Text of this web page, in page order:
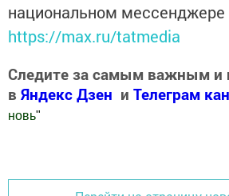
национальном
https://max.ru/tatmedia
Следите за самым важным и
в Яндекс Дзен и Телеграм
новь"